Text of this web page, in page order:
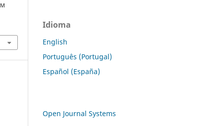
Idioma
English
Português (Portugal)
Español (España)
Open Journal Systems